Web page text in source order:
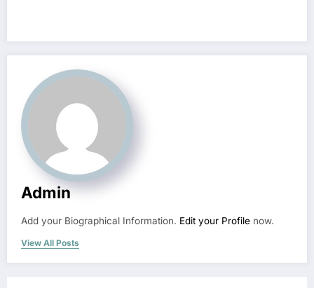
Admin
Add your Biographical Information. Edit your Profile now.
View All Posts